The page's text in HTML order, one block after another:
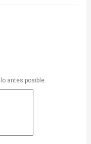
antes posible.